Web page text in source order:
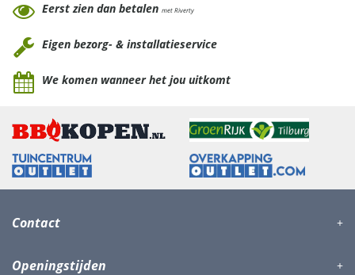
Eerst zien dan betalen met Riverty
Eigen bezorg- & installatieservice
We komen wanneer het jou uitkomt
Contact
Openingstijden